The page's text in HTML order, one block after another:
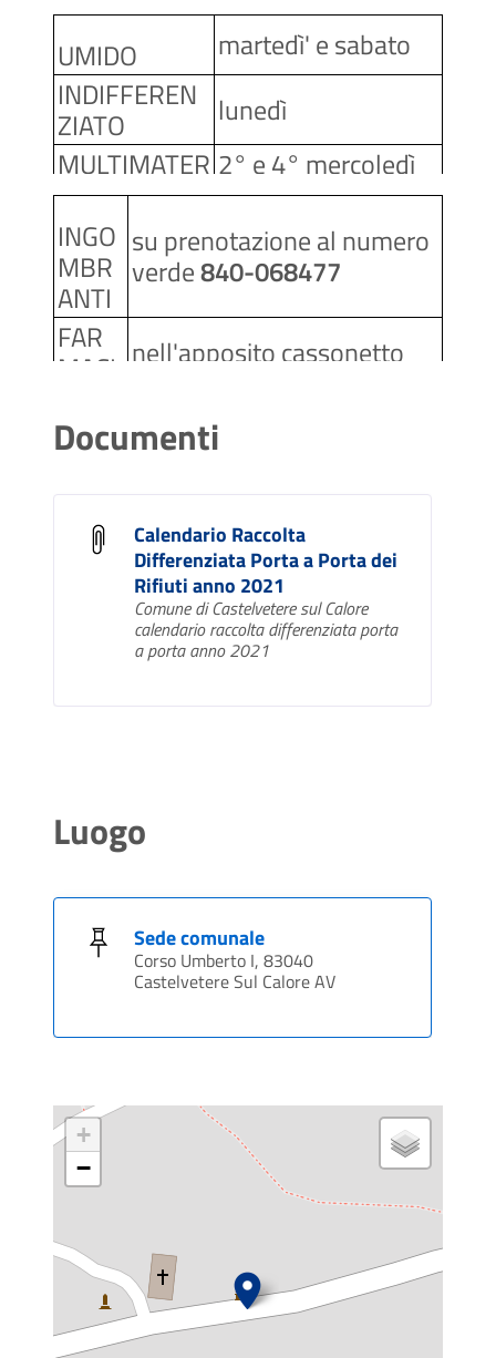
UMIDO
martedì' e sabato
INDIFFEREN
ZIATO
lunedì
MULTIMATER
IALE
2° e 4° mercoledì
del mese
CARTA E
CARTONE
1° e 3 mercoledì
del mese
VETRO
mese
INGO
MBR
ANTI
su prenotazione al numero
verde840-068477
FAR
MACI nell'apposito cassonetto
PILE
STE
negli appositi contenitori
sede comunale
Documenti
Calendario Raccolta
Differenziata Porta a Porta dei
Rifiuti anno 2021
Comune di Castelvetere sul Calore
calendario raccolta differenziata porta
a porta anno 2021
Luogo
Sede comunale
Corso Umberto I, 83040
Castelvetere Sul Calore AV
+
−